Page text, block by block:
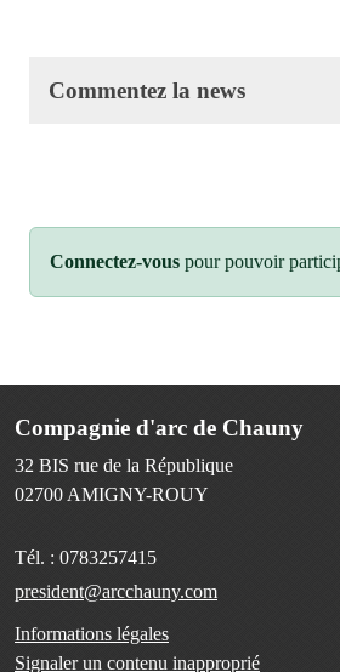
Commentez la news
Connectez-vous pour pouvoir
Compagnie d'arc de Chauny
32 BIS rue de la République
02700 AMIGNY-ROUY
Tél. : 0783257415
president@arcchauny.com
Informations légales
Signaler un contenu inapproprié